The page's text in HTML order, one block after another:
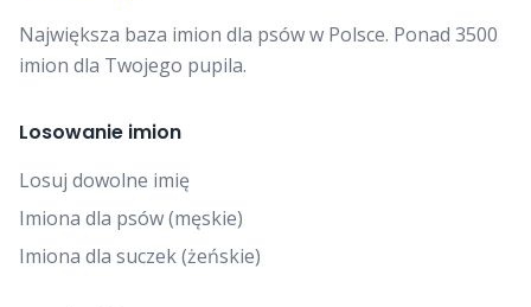
Największa baza imion dla psów w Polsce. Ponad 3500
imion dla Twojego pupila.
Losowanie imion
Losuj dowolne imię
Imiona dla psów (męskie)
Imiona dla suczek (żeńskie)